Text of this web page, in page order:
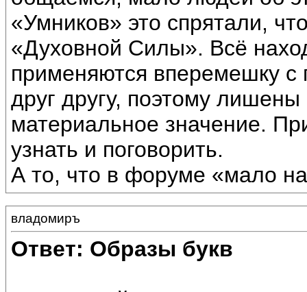
«Умников» это спрятали,
«Духовной Силы». Всё
применяются вперемешку с
друг другу, поэтому
материальное значение.
узнать и поговорить.
А то, что в форуме «мало
владомиръ
Ответ: Образы букв